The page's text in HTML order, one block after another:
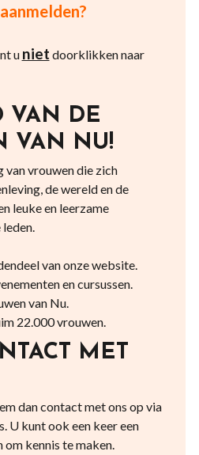
u niet doorklikken naar
VAN DE
VAN NU!
van vrouwen die zich
de wereld en de
leuke en leerzame
van onze website.
en cursussen.
van Nu.
22.000 vrouwen.
MET
dan contact met ons op via
U kunt ook een keer een
kennis te maken.